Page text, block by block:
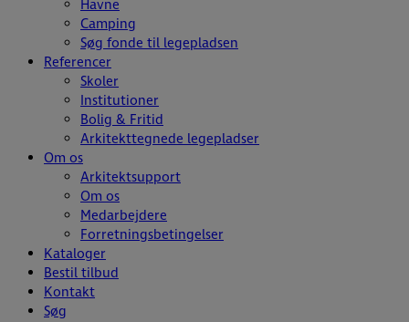
Havne
Camping
Søg fonde til legepladsen
Referencer
Skoler
Institutioner
Bolig & Fritid
Arkitekttegnede legepladser
Om os
Arkitektsupport
Om os
Medarbejdere
Forretningsbetingelser
Kataloger
Bestil tilbud
Kontakt
Søg